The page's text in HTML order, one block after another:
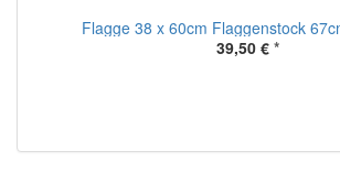
Flagge 38 x 60cm Flaggenstock
39,50 € *